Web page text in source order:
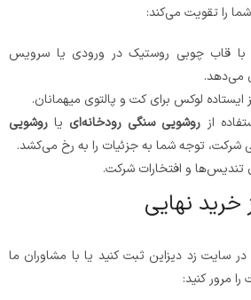
را تقویت می‌کند:
قاب چوبی روستیک در ورودی یا سرویس
می‌دهد.
لوکس برای کت و پالتوی میهمانان.
از روشویی سنگی رودخانه‌ای یا روشویی
توجه شما به جزئیات را به رخ می‌کشد.
تندیس‌ها و افتخارات شرکت.
نهایی
سایت زد دیزاین ثبت کنید یا با مشاوران ما
مرور کنید: